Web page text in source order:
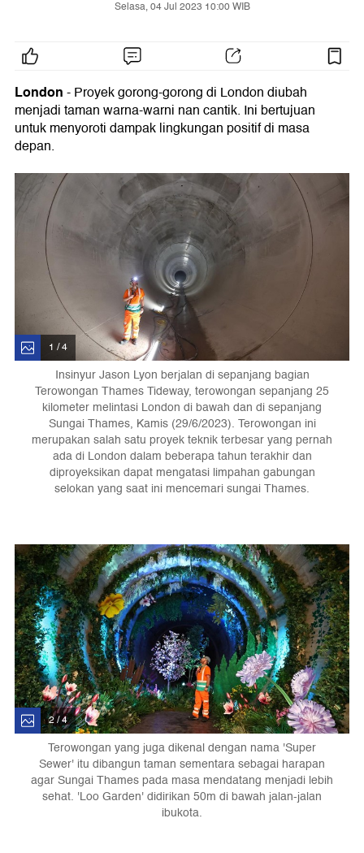
Selasa, 04 Jul 2023 10:00 WIB
London- Proyek gorong-gorong di London diubah
menjadi taman warna-warni nan cantik. Ini bertujuan
untuk menyoroti dampak lingkungan positif di masa
depan.
1 / 4
Insinyur Jason Lyon berjalan di sepanjang bagian
Terowongan Thames Tideway, terowongan sepanjang 25
kilometer melintasi London di bawah dan di sepanjang
Sungai Thames, Kamis (29/6/2023). Terowongan ini
merupakan salah satu proyek teknik terbesar yang pernah
ada di London dalam beberapa tahun terakhir dan
diproyeksikan dapat mengatasi limpahan gabungan
selokan yang saat ini mencemari sungai Thames.
2 / 4
Terowongan yang juga dikenal dengan nama 'Super
Sewer' itu dibangun taman sementara sebagai harapan
agar Sungai Thames pada masa mendatang menjadi lebih
sehat. 'Loo Garden' didirikan 50m di bawah jalan-jalan
ibukota.